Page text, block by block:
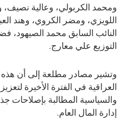
ومحمد الكربولي، وعالية
اللويزي، ومضر الكروي، وهند
النائب السابق محمد الصيهود،
التوزيع علي معارج.
وتشير مصادر مطلعة إلى أن هذه
العراقية في الفترة الأخيرة
والسياسية المطالبة
إدارة المال العام.